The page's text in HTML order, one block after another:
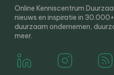
Online Kenniscentrum
nieuws en inspiratie in
duurzaam ondernemen,
meer.